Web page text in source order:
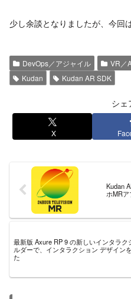
少し余談となりましたが、今回
DevOps／アジャイル VR／
Kudan
Kudan AR SDK
シェ
X
Kudan
ホMRア
最新版 Axure RP 9 の新しいインタラク
ルダーで、インタラクション デザイン
た